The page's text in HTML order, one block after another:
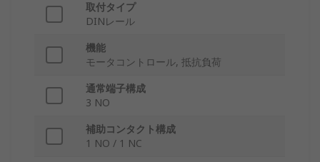
取付タイプ
DINレール
機能
モータコントロール, 抵抗負荷
通常端子構成
3 NO
補助コンタクト構成
1 NO / 1 NC